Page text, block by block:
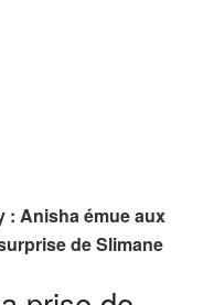
: Anisha émue aux
de Slimane